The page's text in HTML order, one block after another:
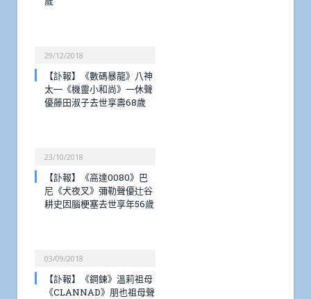
29/12/2018
【訃報】《數碼暴龍》八神
太一《機靈小和尚》一休聲
優藤田淑子去世享壽68歲
23/10/2018
【訃報】《高達0080》巴
尼《犬夜叉》彌勒聲優辻谷
耕史因腦梗塞去世享年56歲
03/09/2018
【訃報】《鋼鍊》溫莉祖母
《CLANNAD》朋也祖母聲